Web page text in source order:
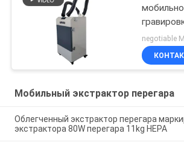
отмечать
negotiable
Мобильный экстрактор перегара
Облегченный экстрактор перегара
экстрактора 80W перегара 11kg HEPA